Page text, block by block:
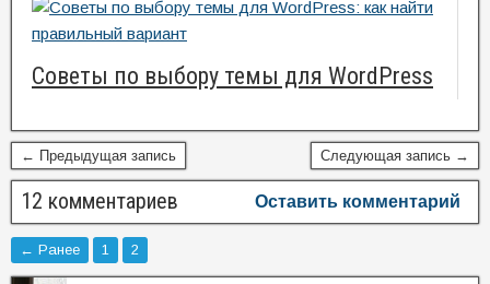
Советы по выбору темы для WordPress
← Предыдущая запись Следующая запись →
12 комментариев Оставить комментарий
← Ранее 1 2